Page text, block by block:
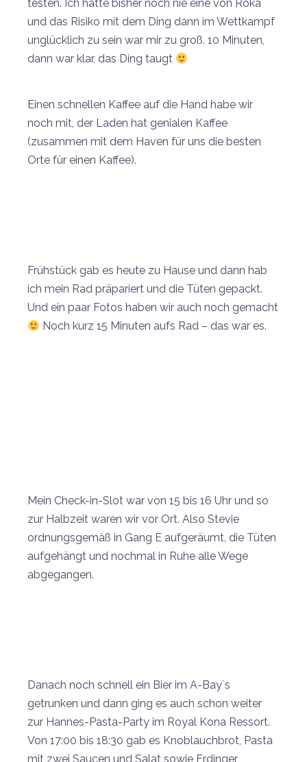
testen. Ich hatte bisher noch nie eine von Roka
und das Risiko mit dem Ding dann im Wettkampf
unglücklich zu sein war mir zu groß. 10 Minuten,
dann war klar, das Ding taugt
Einen schnellen Kaffee auf die Hand habe wir
noch mit, der Laden hat genialen Kaffee
(zusammen mit dem Haven für uns die besten
Orte für einen Kaffee).
Frühstück gab es heute zu Hause und dann hab
ich mein Rad präpariert und die Tüten gepackt.
Und ein paar Fotos haben wir auch noch gemacht
Noch kurz 15 Minuten aufs Rad – das war es.
Mein Check-in-Slot war von 15 bis 16 Uhr und so
zur Halbzeit waren wir vor Ort. Also Stevie
ordnungsgemäß in Gang E aufgeräumt, die Tüten
aufgehängt und nochmal in Ruhe alle Wege
abgegangen.
Danach noch schnell ein Bier im A-Bay´s
getrunken und dann ging es auch schon weiter
zur Hannes-Pasta-Party im Royal Kona Ressort.
Von 17:00 bis 18:30 gab es Knoblauchbrot, Pasta
mit zwei Saucen und Salat sowie Erdinger